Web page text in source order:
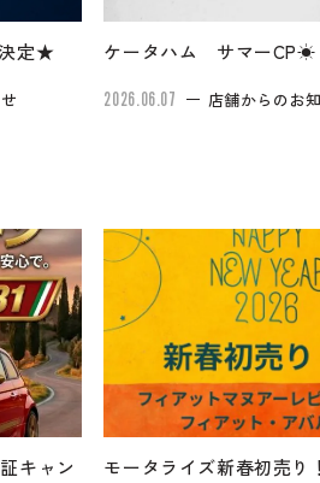
定★ ケータハム サマーCP☀
2026.06.07 店舗からのお
キャン
モータライズ新春初売り！